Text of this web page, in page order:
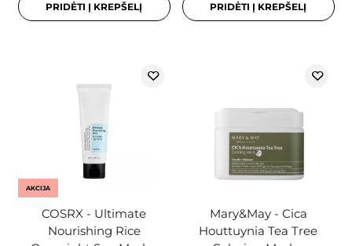
PRIDĖTI Į KREPŠELĮ PRIDĖTI Į KREPŠELĮ
AKCIJA
COSRX - Ultimate
Nourishing Rice
Mary&May - Cica
Houttuynia Tea Tree